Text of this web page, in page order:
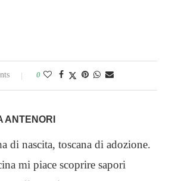
0
ANTENORI
di nascita, toscana di adozione.
mi piace scoprire sapori